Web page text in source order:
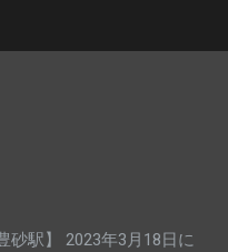
駅】 2023年3月18日に